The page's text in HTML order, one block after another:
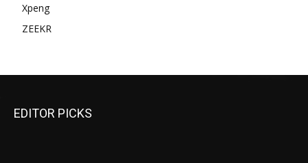
Xpeng
ZEEKR
EDITOR PICKS